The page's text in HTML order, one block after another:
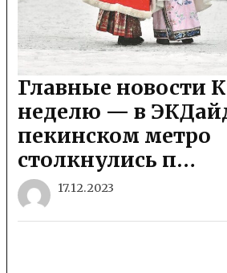
Главные новости
неделю — в
пекинском метро
столкнулись п…
17.12.2023